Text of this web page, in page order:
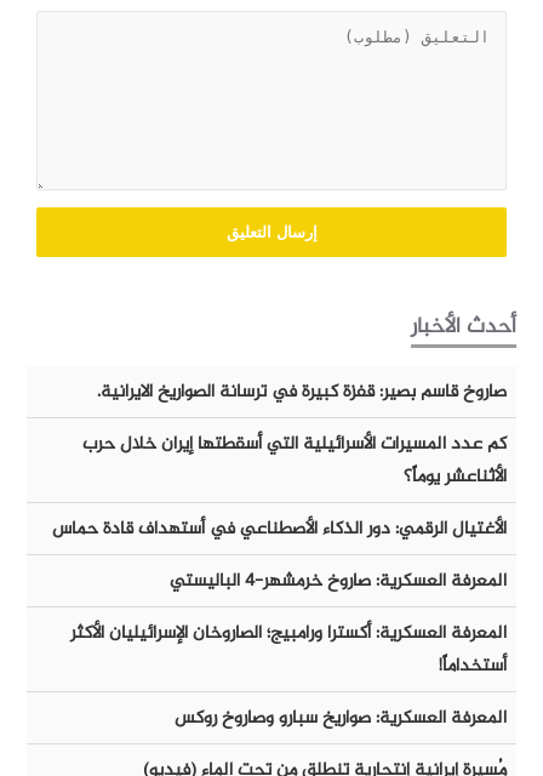
أحدث الأخبار
صاروخ قاسم بصير: قفزة كبيرة في ترسانة الصواريخ الايرانية.
كم عدد المسيرات الأسرائيلية التي أسقطتها إيران خلال حرب
الأثناعشر يوماً؟
الأغتيال الرقمي: دور الذكاء الأصطناعي في أستهداف قادة حماس
المعرفة العسكرية: صاروخ خرمشهر-٤ الباليستي
المعرفة العسكرية: أكسترا ورامبيج؛ الصاروخان الإسرائيليان الأكثر
أستخداماً!
المعرفة العسكرية: صواريخ سبارو وصاروخ روكس